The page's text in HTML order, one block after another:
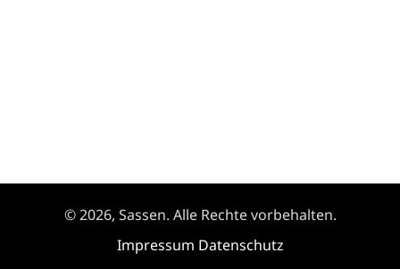
© 2026, Sassen. Alle Rechte vorbehalten.
Impressum Datenschutz